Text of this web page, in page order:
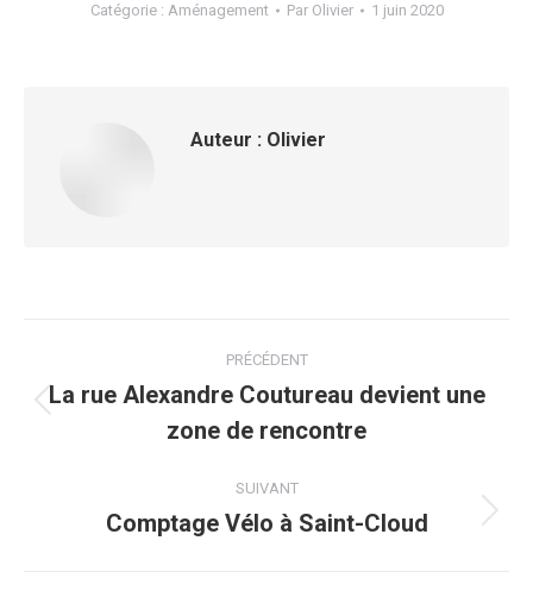
Catégorie : Aménagement Par Olivier 1 juin 2020
Auteur : Olivier
article
PRÉCÉDENT
précédent
La rue Alexandre Coutureau devient une
zone de rencontre
SUIVANT
Article
Comptage Vélo à Saint-Cloud